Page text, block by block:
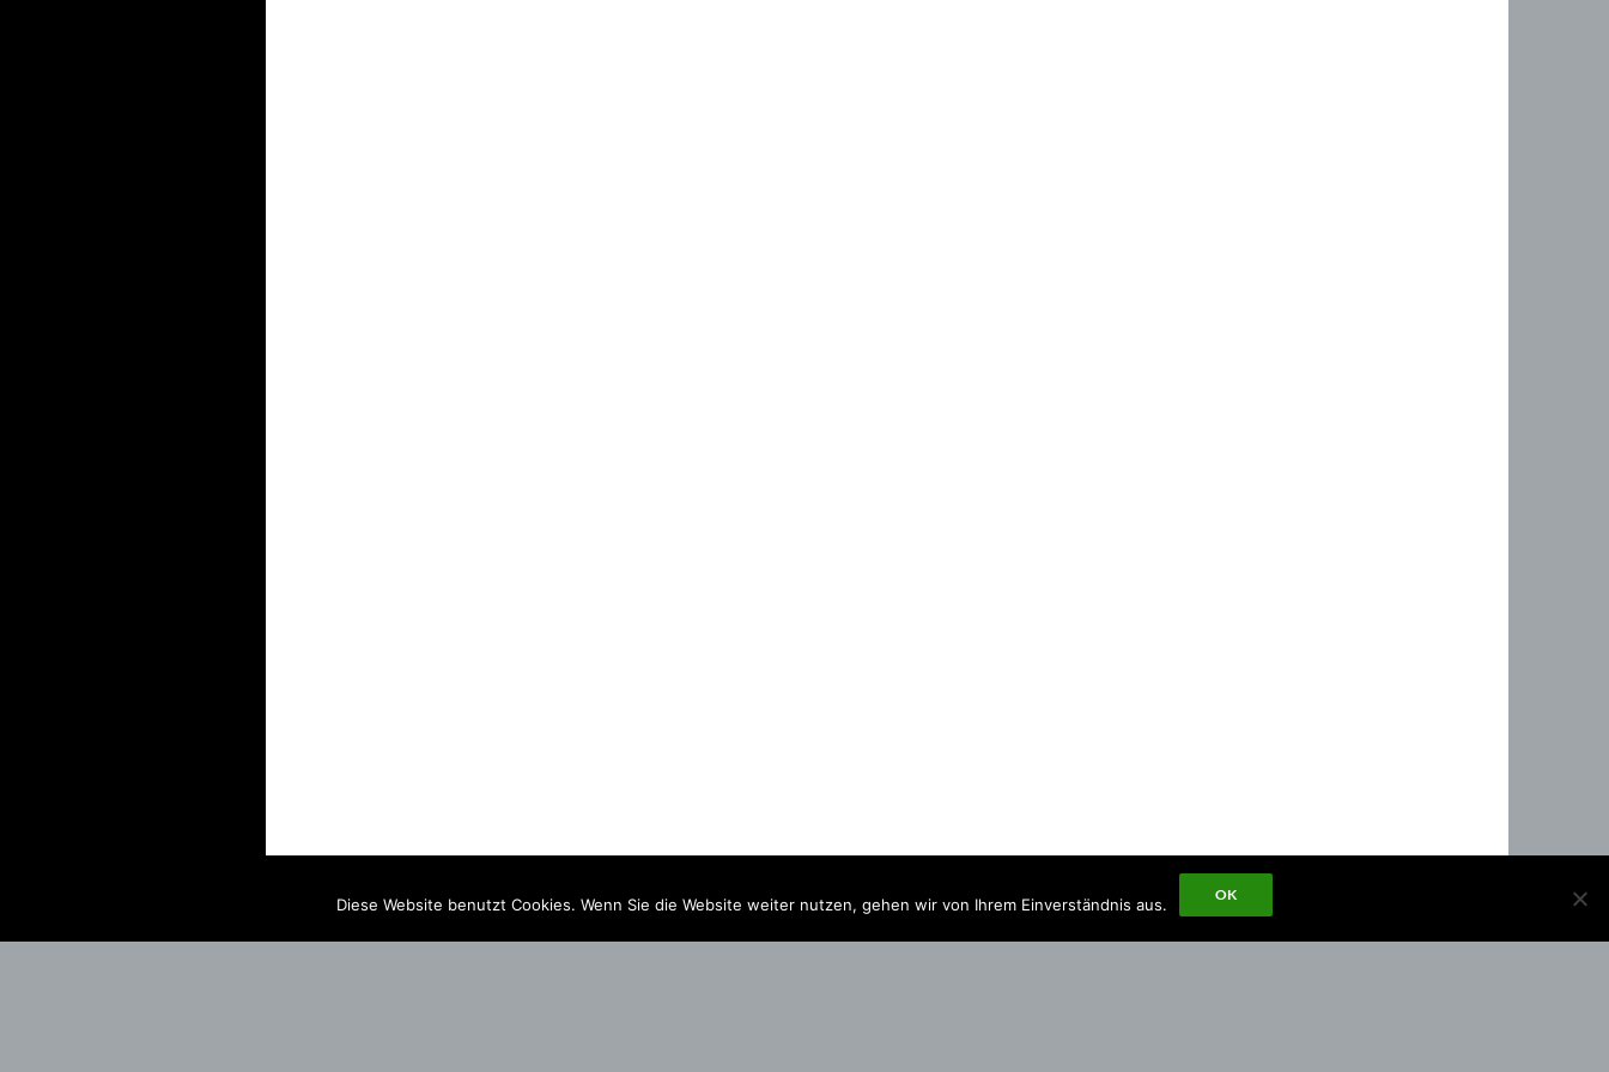
Diese Website benutzt Cookies. Wenn Sie die Website weiter nutzen, gehen wir von Ihrem Einverständnis aus.
OK